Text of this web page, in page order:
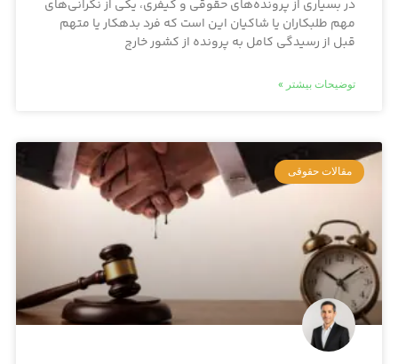
در بسیاری از پرونده‌های حقوقی و کیفری، یکی از نگرانی‌های
مهم طلبکاران یا شاکیان این است که فرد بدهکار یا متهم
قبل از رسیدگی کامل به پرونده از کشور خارج
توضیحات بیشتر »
مقالات حقوقی